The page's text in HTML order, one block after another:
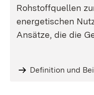
Rohstoffquellen
energetischen
Ansätze, die die
Definition und